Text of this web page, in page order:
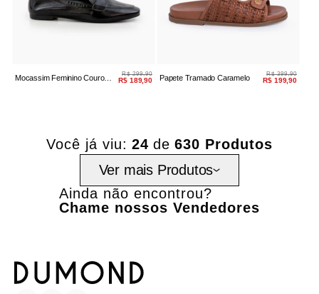
Mocassim Feminino Couro
R$ 299,90
R$ 189,90 Papete Tramado Caramelo R$ 399,90
R$ 199,90
Você já viu: 24 de 630 Produtos
Ver mais Produtos
Ainda não encontrou?
Chame nossos Vendedores